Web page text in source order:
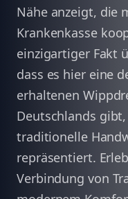
Nähe anzeigt, die
Krankenkasse
einzigartiger Fakt
dass es hier eine
erhaltenen
Deutschlands
traditionelle
repräsentiert.
Verbindung von